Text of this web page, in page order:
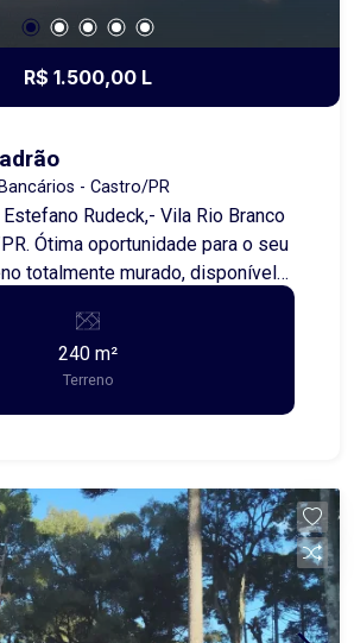
R$ 1.500,00 L
- Castro/PR
Estefano Rudeck,- Vila Rio Branco
o seu
totalmente murado, disponível
uma das regiões mais
da cidade. Ideal
empresarial ou logístico,
pátio, depósito, food
entre outras possibilidades. A
próximo a comércios,
e com fácil ligação às
Conta com
incluindo rede de água,
iluminação pública e calçamento.
240 m²
Terreno